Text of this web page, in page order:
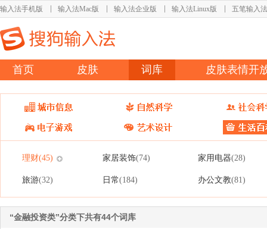
输入法手机版 输入法Mac版 输入法企业版 输入法Linux版 五笔输入法
首页 皮肤 词库 皮肤表情开
理财(45) 家居装饰(74) 家用电器(28)
旅游(32) 日常(184) 办公文教(81)
“金融投资类”分类下共有44个词库